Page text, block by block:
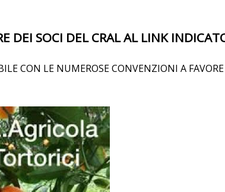
DEI SOCI DEL CRAL AL LINK
CON LE NUMEROSE CONVENZIONI A FAVORE